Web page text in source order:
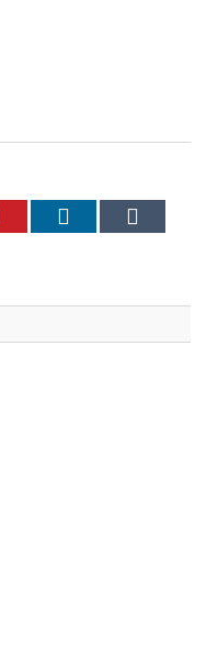
Pinterest LinkedIn